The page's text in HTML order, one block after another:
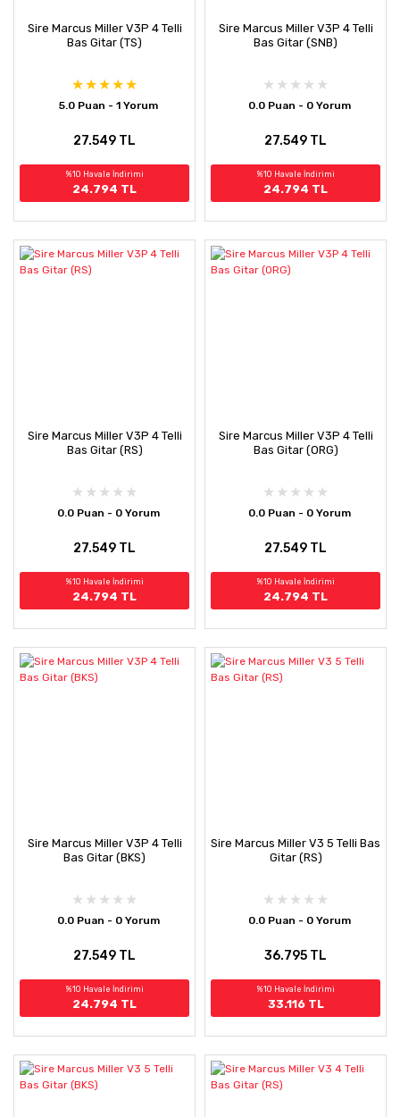
Sire Marcus Miller V3P 4 Telli
Bas Gitar (TS)
5.0 Puan - 1 Yorum
27.549 TL
%10 Havale İndirimi
24.794 TL
Sire Marcus Miller V3P 4 Telli
Bas Gitar (SNB)
0.0 Puan - 0 Yorum
27.549 TL
%10 Havale İndirimi
24.794 TL
Sire Marcus Miller V3P 4 Telli
Bas Gitar (RS)
0.0 Puan - 0 Yorum
27.549 TL
%10 Havale İndirimi
24.794 TL
Sire Marcus Miller V3P 4 Telli
Bas Gitar (ORG)
0.0 Puan - 0 Yorum
27.549 TL
%10 Havale İndirimi
24.794 TL
Sire Marcus Miller V3P 4 Telli
Bas Gitar (BKS)
0.0 Puan - 0 Yorum
27.549 TL
%10 Havale İndirimi
24.794 TL
Sire Marcus Miller V3 5 Telli Bas
Gitar (RS)
0.0 Puan - 0 Yorum
36.795 TL
%10 Havale İndirimi
33.116 TL